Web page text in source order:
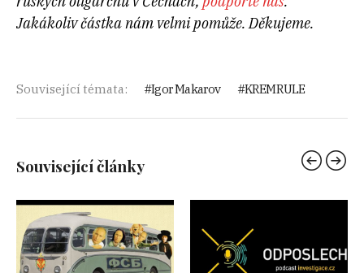
Jakákoliv částka nám velmi pomůže. Děkujeme.
Související témata: Igor Makarov KREMRULE
Související články